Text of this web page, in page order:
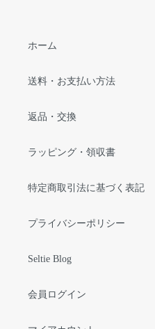
ホーム
送料・お支払い方法
返品・交換
ラッピング・領収書
特定商取引法に基づく表記
プライバシーポリシー
Seltie Blog
会員ログイン